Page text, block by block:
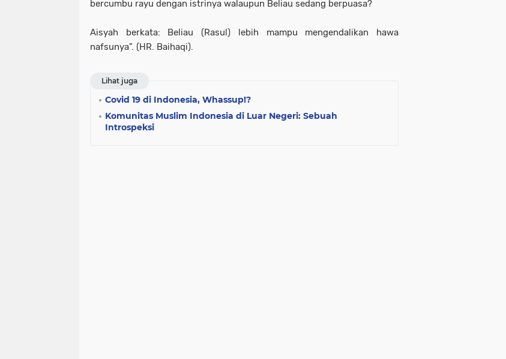
bercumbu rayu dengan istrinya walaupun Beliau sedang berpuasa?
Aisyah berkata: Beliau (Rasul) lebih mampu mengendalikan hawa
nafsunya”. (HR. Baihaqi).
Lihat juga
Covid 19 di Indonesia, Whassup!?
Komunitas Muslim Indonesia di Luar Negeri: Sebuah
Introspeksi